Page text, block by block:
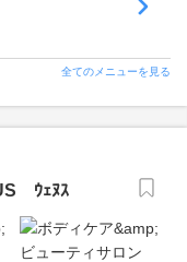
全てのメニューを見る
ｳｪﾇｽ